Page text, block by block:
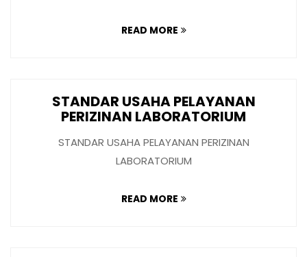
READ MORE
STANDAR USAHA PELAYANAN
PERIZINAN LABORATORIUM
STANDAR USAHA PELAYANAN PERIZINAN
LABORATORIUM
READ MORE